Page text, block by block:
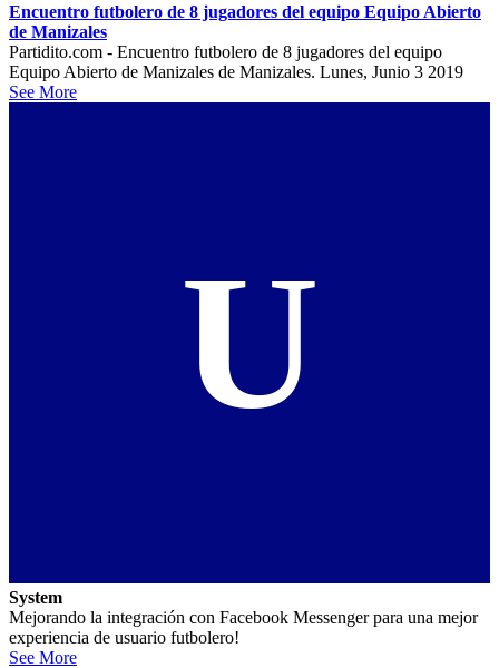
Encuentro futbolero de 8 jugadores del equipo Equipo Abierto
de Manizales
Partidito.com - Encuentro futbolero de 8 jugadores del equipo
Equipo Abierto de Manizales de Manizales. Lunes, Junio 3 2019
See More
U
System
Mejorando la integración con Facebook Messenger para una mejor
experiencia de usuario futbolero!
See More